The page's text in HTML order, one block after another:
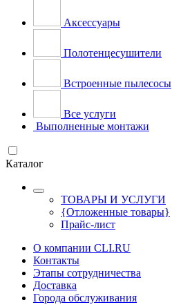
Аксессуары
Полотенцесушители
Встроенные пылесосы
Все услуги
Выполненные монтажи
Каталог
ТОВАРЫ И УСЛУГИ
{Отложенные товары}
Прайс-лист
О компании CLI.RU
Контакты
Этапы сотрудничества
Доставка
Города обслуживания